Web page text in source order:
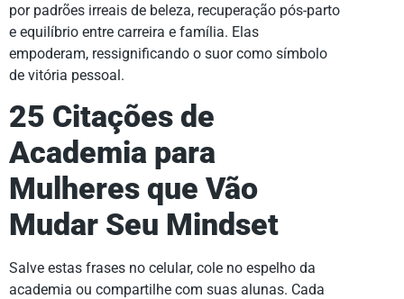
por padrões irreais de beleza, recuperação pós-parto
e equilíbrio entre carreira e família. Elas
empoderam, ressignificando o suor como símbolo
de vitória pessoal.
25 Citações de
Academia para
Mulheres que Vão
Mudar Seu Mindset
Salve estas frases no celular, cole no espelho da
academia ou compartilhe com suas alunas. Cada